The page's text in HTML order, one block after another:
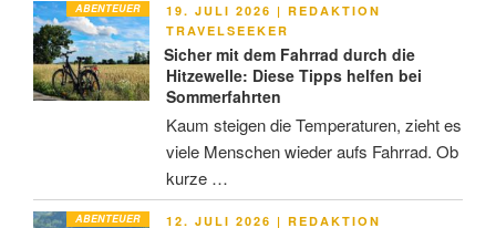
ABENTEUER
VERÖFFENTLICHT
AM
19. JULI 2026 | REDAKTION
TRAVELSEEKER
Sicher mit dem Fahrrad durch die
Hitzewelle: Diese Tipps helfen bei
Sommerfahrten
Kaum steigen die Temperaturen, zieht es
viele Menschen wieder aufs Fahrrad. Ob
kurze …
ABENTEUER
VERÖFFENTLICHT
12. JULI 2026 | REDAKTION